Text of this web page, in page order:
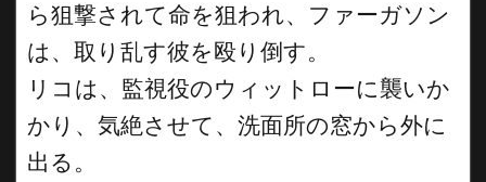
ら狙撃されて命を狙われ、ファーガソン
は、取り乱す彼を殴り倒す。
リコは、監視役のウィットローに襲いか
かり、気絶させて、洗面所の窓から外に
出る。